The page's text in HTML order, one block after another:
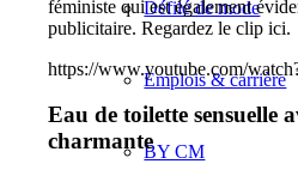
Défilé de mode
Emplois & carrière
BY CM
féministe qui est également
publicitaire. Regardez le clip ici.
https://www.youtube.com/
Eau de toilette sensuelle
charmante